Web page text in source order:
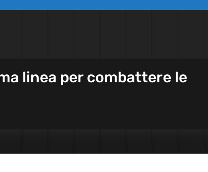
linea per combattere le